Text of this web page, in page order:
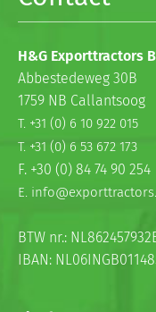
H&G Exporttractors
Abbestedeweg 30B
1759 NB Callantsoog
T. +31 (0) 6 10 922 015
T. +31 (0) 6 53 672 173
F. +30 (0) 84 74 90 254
E.
BTW nr.:
IBAN: